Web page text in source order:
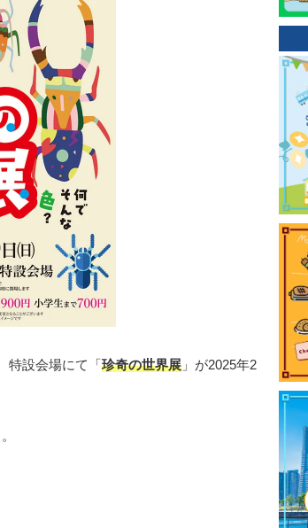
特設会場にて「珍奇の世界展 」が2025年2